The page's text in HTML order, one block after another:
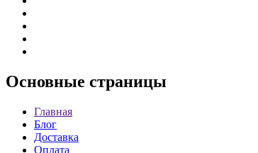
Основные страницы
Главная
Блог
Доставка
Оплата